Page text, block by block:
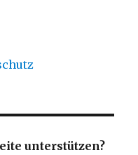
unterstützen?